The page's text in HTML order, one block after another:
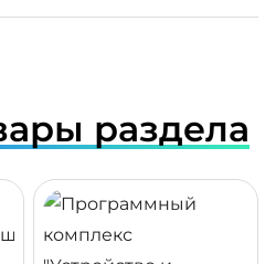
раздела
ПОДРОБНЕЕ